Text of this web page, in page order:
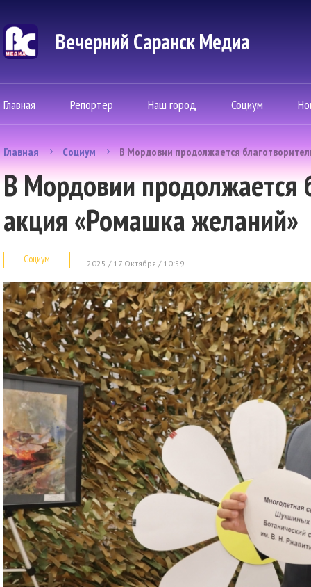
Вечерний Саранск Mедиа
Главная Репортер Наш город Социум
Главная Социум В Мордовии продолжается
В Мордовии продолжается
акция «Ромашка желаний»
Социум 2025 / 17 Октября / 10:59